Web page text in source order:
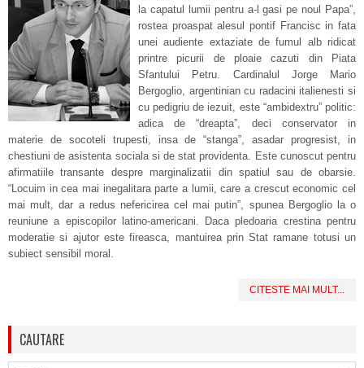
la capatul lumii pentru a-l gasi pe noul Papa”,
rostea proaspat alesul pontif Francisc in fata
unei audiente extaziate de fumul alb ridicat
printre picurii de ploaie cazuti din Piata
Sfantului Petru. Cardinalul Jorge Mario
Bergoglio, argentinian cu radacini italienesti si
cu pedigriu de iezuit, este “ambidextru” politic:
adica de “dreapta”, deci conservator in
materie de socoteli trupesti, insa de “stanga”, asadar progresist, in
chestiuni de asistenta sociala si de stat providenta. Este cunoscut pentru
afirmatiile transante despre marginalizatii din spatiul sau de obarsie.
“Locuim in cea mai inegalitara parte a lumii, care a crescut economic cel
mai mult, dar a redus nefericirea cel mai putin”, spunea Bergoglio la o
reuniune a episcopilor latino-americani. Daca pledoaria crestina pentru
moderatie si ajutor este fireasca, mantuirea prin Stat ramane totusi un
subiect sensibil moral.
CITESTE MAI MULT...
CAUTARE